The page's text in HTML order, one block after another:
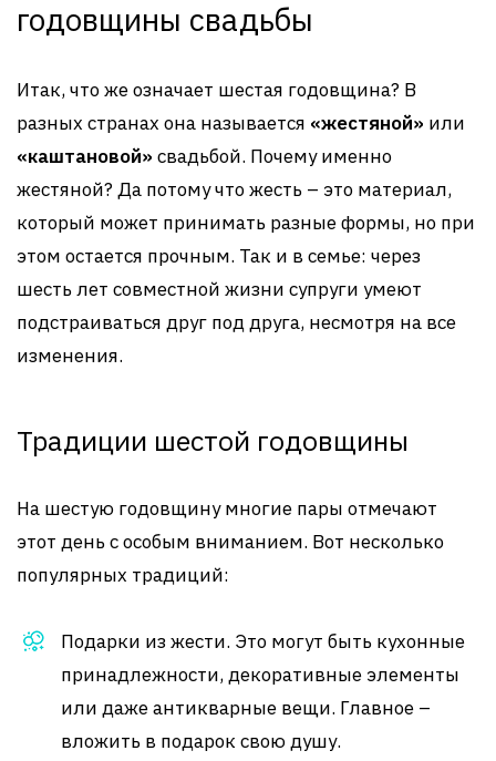
годовщины свадьбы
Итак, что же означает шестая годовщина? В
разных странах она называется «жестяной» или
«каштановой» свадьбой. Почему именно
жестяной? Да потому что жесть – это материал,
который может принимать разные формы, но при
этом остается прочным. Так и в семье: через
шесть лет совместной жизни супруги умеют
подстраиваться друг под друга, несмотря на все
изменения.
Традиции шестой годовщины
На шестую годовщину многие пары отмечают
этот день с особым вниманием. Вот несколько
популярных традиций:
Подарки из жести. Это могут быть кухонные
принадлежности, декоративные элементы
или даже антикварные вещи. Главное –
вложить в подарок свою душу.